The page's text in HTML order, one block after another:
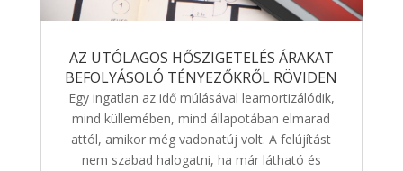
AZ UTÓLAGOS HŐSZIGETELÉS ÁRAKAT
BEFOLYÁSOLÓ TÉNYEZŐKRŐL RÖVIDEN
Egy ingatlan az idő múlásával leamortizálódik,
mind küllemében, mind állapotában elmarad
attól, amikor még vadonatúj volt. A felújítást
nem szabad halogatni, ha már látható és